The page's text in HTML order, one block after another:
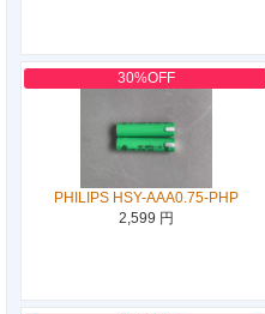
30%OFF
PHILIPS HSY-AAA0.75-PHP
2,599 円